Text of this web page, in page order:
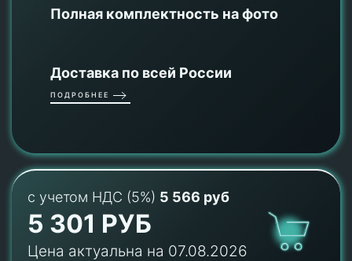
Полная комплектность на фото
Доставка по всей России
ПОДРОБНЕЕ
с учетом НДС (5%) 5 566 руб
5 301 РУБ
Цена актуальна на 07.08.2026